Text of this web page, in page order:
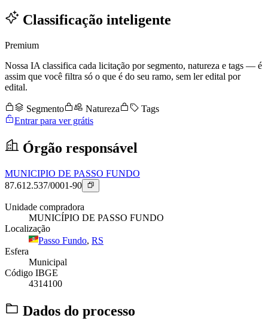
Classificação inteligente
Premium
Nossa IA classifica cada licitação por segmento, natureza e tags — é
assim que você filtra só o que é do seu ramo, sem ler edital por
edital.
Segmento Natureza
Tags
Entrar para ver grátis
Órgão responsável
MUNICIPIO DE PASSO FUNDO
87.612.537/0001-90
Unidade compradora
MUNICÍPIO DE PASSO FUNDO
Localização
Passo Fundo, RS
Esfera
Municipal
Código IBGE
4314100
Dados do processo